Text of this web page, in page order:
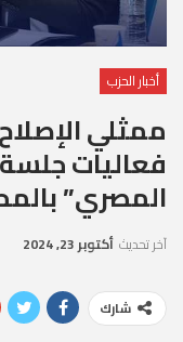
أخبار الحزب
ممثلي
فعاليات
المصري”
آخر تحديث أكتوبر 23, 2024
شارك